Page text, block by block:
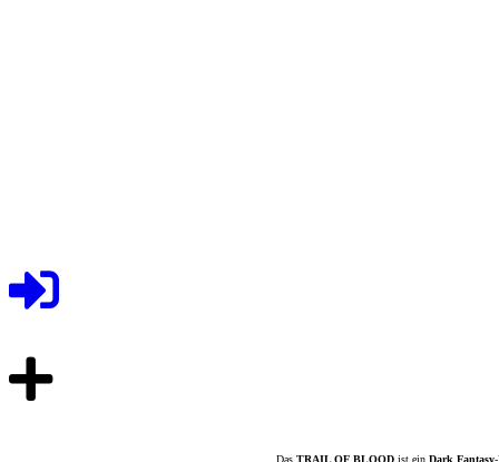
Das TRAIL OF BLOOD ist ein Dark Fantasy